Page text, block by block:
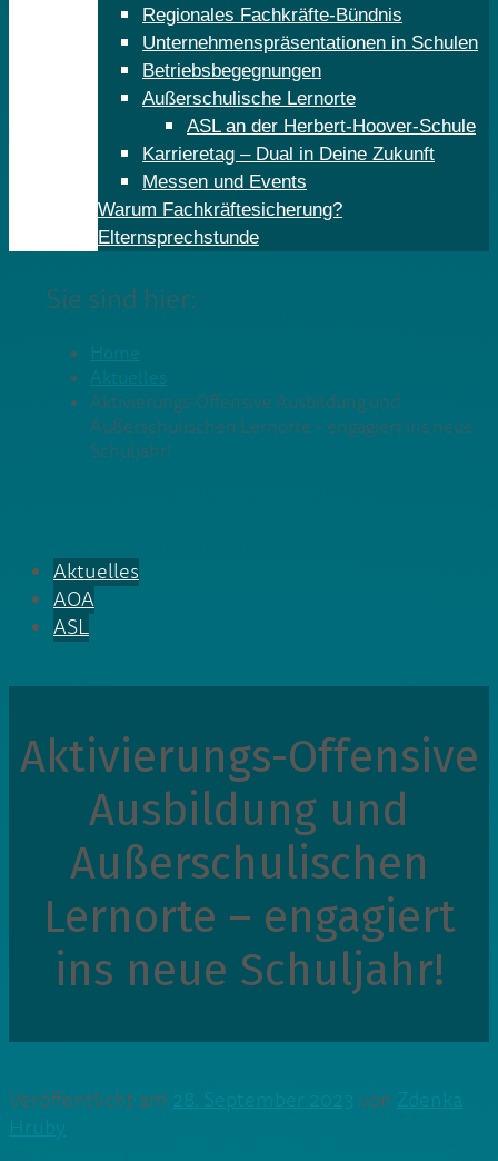
Regionales Fachkräfte-Bündnis
Unternehmenspräsentationen in Schulen
Betriebsbegegnungen
Außerschulische Lernorte
ASL an der Herbert-Hoover-Schule
Karrieretag – Dual in Deine Zukunft
Messen und Events
Warum Fachkräftesicherung?
Elternsprechstunde
Sie sind hier:
Home
Aktuelles
Aktivierungs-Offensive Ausbildung und
Außerschulischen Lernorte – engagiert ins neue
Schuljahr!
Aktuelles
AOA
ASL
Aktivierungs-Offensive
Ausbildung und
Außerschulischen
Lernorte – engagiert
ins neue Schuljahr!
Veröffentlicht am 28. September 2023 von